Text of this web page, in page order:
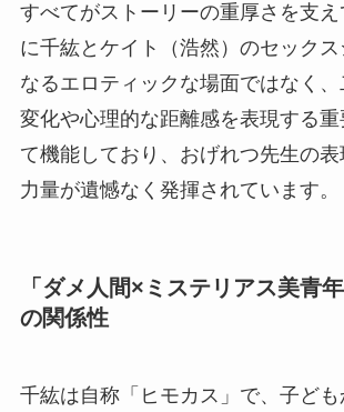
すべてがストーリーの重厚さを支
に千紘とケイト（浩然）のセック
なるエロティックな場面ではなく
変化や心理的な距離感を表現する重
て機能しており、おげれつ先生の
力量が遺憾なく発揮されています。
「ダメ人間×ミステリアス美青
の関係性
千紘は自称「ヒモカス」で、子ど